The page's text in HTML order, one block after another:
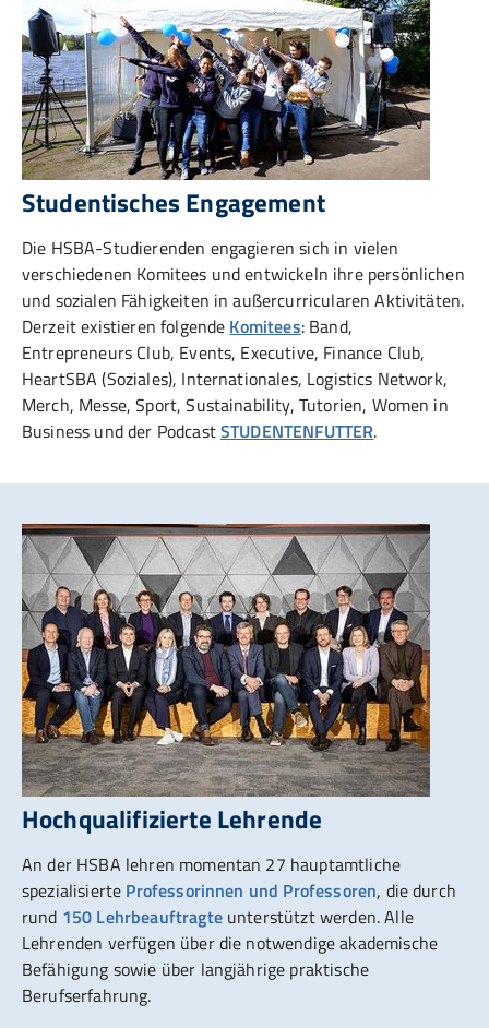
Studentisches Engagement
Die HSBA-Studierenden engagieren sich in vielen
verschiedenen Komitees und entwickeln ihre persönlichen
und sozialen Fähigkeiten in außercurricularen Aktivitäten.
Derzeit existieren folgende Komitees: Band,
Entrepreneurs Club, Events, Executive, Finance Club,
HeartSBA (Soziales), Internationales, Logistics Network,
Merch, Messe, Sport, Sustainability, Tutorien, Women in
Business und der PodcastSTUDENTENFUTTER.
Hochqualifizierte Lehrende
An der HSBA lehren momentan 27 hauptamtliche
spezialisierte Professorinnen und Professoren, die durch
rund 150 Lehrbeauftragteunterstützt werden. Alle
Lehrenden verfügen über die notwendige akademische
Befähigung sowie über langjährige praktische
Berufserfahrung.